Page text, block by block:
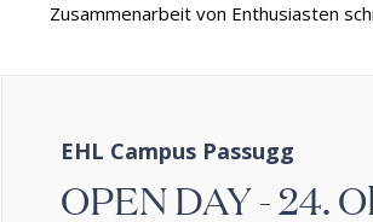
Zusammenarbeit von Enthusiasten
EHL Campus Passugg
OPEN DAY - 24.